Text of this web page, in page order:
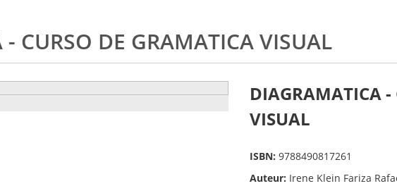
CURSO DE GRAMATICA VISUAL
DIAGRAMATICA -
VISUAL
ISBN: 9788490817261
Auteur: Irene Klein Fariza